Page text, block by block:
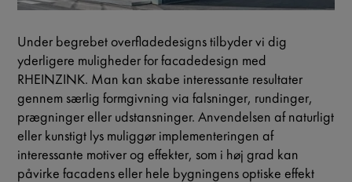
Under begrebet overfladedesigns tilbyder vi dig
yderligere muligheder for facadedesign med
RHEINZINK. Man kan skabe interessante resultater
gennem særlig formgivning via falsninger, rundinger,
prægninger eller udstansninger. Anvendelsen af naturligt
eller kunstigt lys muliggør implementeringen af
interessante motiver og effekter, som i høj grad kan
påvirke facadens eller hele bygningens optiske effekt